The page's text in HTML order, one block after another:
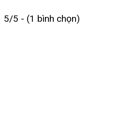
5/5 - (1 bình chọn)